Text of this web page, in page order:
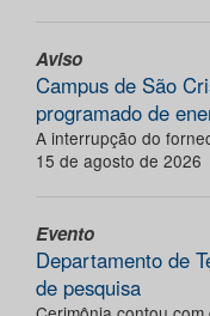
Aviso
Campus de São
programado de
A interrupção do
15 de agosto de 2026
Evento
Departamento de
de pesquisa